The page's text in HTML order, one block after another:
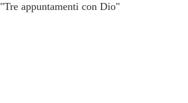
"Tre appuntamenti con Dio"